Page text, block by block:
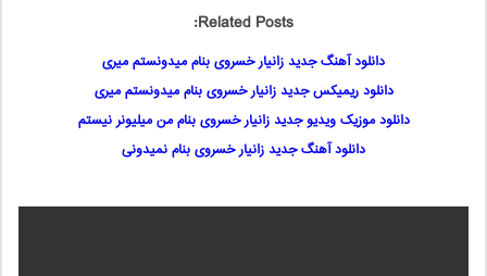
Related Posts:
دانلود آهنگ جدید زانیار خسروی بنام میدونستم میری
دانلود ریمیکس جدید زانیار خسروی بنام میدونستم میری
دانلود موزیک ویدیو جدید زانیار خسروی بنام من میلیونر نیستم
دانلود آهنگ جدید زانیار خسروی بنام نمیدونی